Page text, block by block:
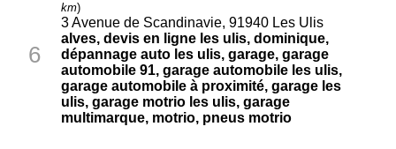
6
km)
3 Avenue de Scandinavie, 91940 Les Ulis
alves, devis en ligne les ulis, dominique,
dépannage auto les ulis, garage, garage
automobile 91, garage automobile les ulis,
garage automobile à proximité, garage les
ulis, garage motrio les ulis, garage
multimarque, motrio, pneus motrio